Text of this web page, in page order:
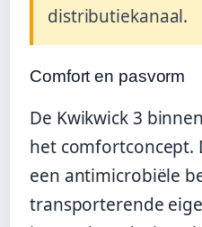
distributiekanaal.
Comfort en pasvorm
De Kwikwick 3
het comfortconcept.
een antimicrobiële
transporterende